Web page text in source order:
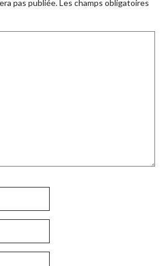
pas publiée. Les champs obligatoires